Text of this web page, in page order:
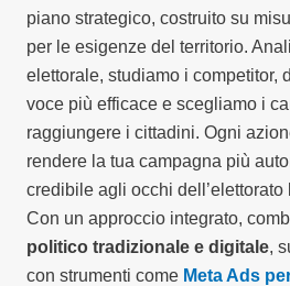
piano strategico, costruito su
per le esigenze del territorio.
elettorale, studiamo i competitor,
voce più efficace e scegliamo i
raggiungere i cittadini. Ogni
rendere la tua campagna più
credibile agli occhi dell’elettorato
Con un approccio integrato,
politico tradizionale e digitale,
con strumenti come Meta Ads